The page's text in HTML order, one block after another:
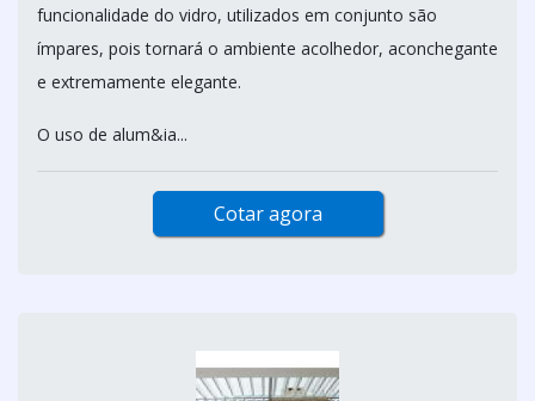
funcionalidade do vidro, utilizados em conjunto são
ímpares, pois tornará o ambiente acolhedor, aconchegante
e extremamente elegante.
O uso de alum&ia...
Cotar agora